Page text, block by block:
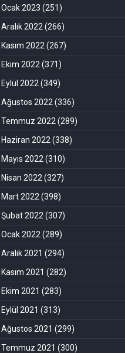
Ocak 2023 (251)
Aralık 2022 (266)
Kasım 2022 (267)
Ekim 2022 (371)
Eylül 2022 (349)
Ağustos 2022 (336)
Temmuz 2022 (289)
Haziran 2022 (338)
Mayıs 2022 (310)
Nisan 2022 (327)
Mart 2022 (398)
Şubat 2022 (307)
Ocak 2022 (289)
Aralık 2021 (294)
Kasım 2021 (282)
Ekim 2021 (283)
Eylül 2021 (313)
Ağustos 2021 (299)
Temmuz 2021 (300)